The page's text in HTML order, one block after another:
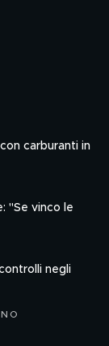
carburanti in
"Se vinco le
negli